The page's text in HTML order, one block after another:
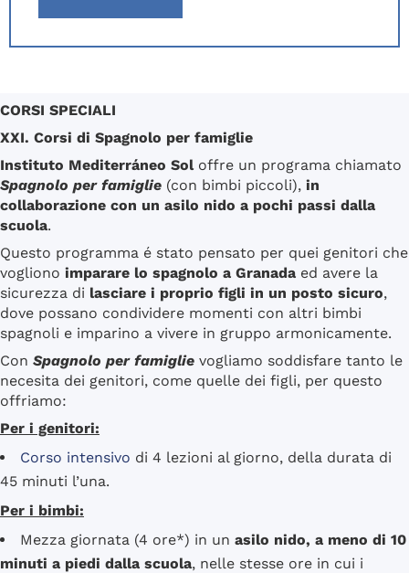
CORSI SPECIALI
XXI. Corsi di Spagnolo per famiglie
Instituto Mediterráneo Sol offre un programa chiamato
Spagnolo per famiglie (con bimbi piccoli), in
collaborazione con un asilo nido a pochi passi dalla
scuola.
Questo programma é stato pensato per quei genitori che
vogliono imparare lo spagnolo a Granada ed avere la
sicurezza di lasciare i proprio figli in un posto sicuro,
dove possano condividere momenti con altri bimbi
spagnoli e imparino a vivere in gruppo armonicamente.
Con Spagnolo per famiglie vogliamo soddisfare tanto le
necesita dei genitori, come quelle dei figli, per questo
offriamo:
Per i genitori:
Corso intensivo di 4 lezioni al giorno, della durata di
45 minuti l’una.
Per i bimbi:
Mezza giornata (4 ore*) in un asilo nido, a meno di 10
minuti a piedi dalla scuola, nelle stesse ore in cui i